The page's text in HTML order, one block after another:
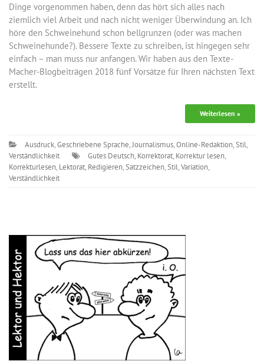
Dinge vorgenommen haben, denn das hört sich alles nach
ziemlich viel Arbeit und nach nicht weniger Überwindung an. Ich
höre den Schweinehund schon bellgrunzen (oder was machen
Schweinehunde?). Bessere Texte zu schreiben, ist hingegen sehr
einfach – man muss nur anfangen. Wir haben aus den Texte-
Macher-Blogbeiträgen 2018 fünf Vorsätze für Ihren nächsten Text
erstellt.
Weiterlesen »
Ausdruck,Geschriebene Sprache,Journalismus,Online-Redaktion,Stil,
Verständlichkeit
Gutes Deutsch, Korrektorat, Korrektur lesen,
Korrekturlesen, Lektorat, Redigieren,Satzzeichen,Stil,Variation,
Verständlichkeit